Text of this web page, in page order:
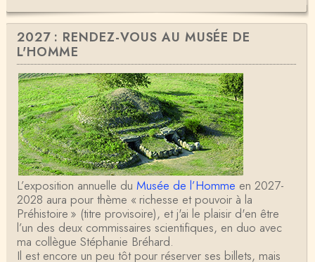
2027 : RENDEZ-VOUS AU MUSÉE DE
L'HOMME
L’exposition annuelle du Musée de l’Homme en 2027-
2028 aura pour thème « richesse et pouvoir à la
Préhistoire » (titre provisoire), et j'ai le plaisir d'en être
l’un des deux commissaires scientifiques, en duo avec
ma collègue Stéphanie Bréhard.
Il est encore un peu tôt pour réserver ses billets, mais